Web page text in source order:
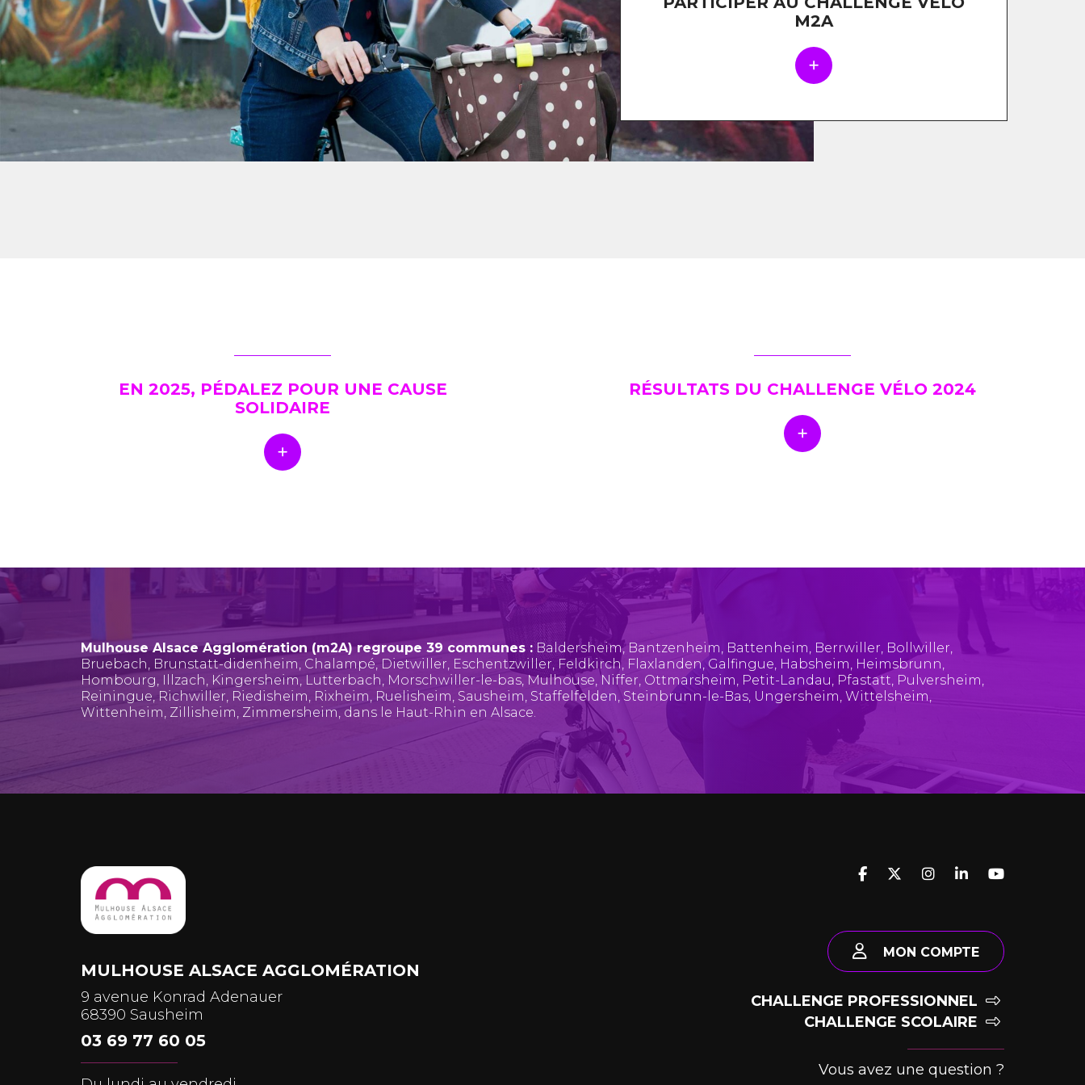
M2A
EN 2025, PÉDALEZ POUR UNE CAUSE
SOLIDAIRE
RÉSULTATS DU CHALLENGE VÉLO 2024
Mulhouse Alsace Agglomération (m2A) regroupe 39 communes : Baldersheim, Bantzenheim, Battenheim, Berrwiller, Bollwiller,
Bruebach, Brunstatt-didenheim, Chalampé, Dietwiller, Eschentzwiller, Feldkirch, Flaxlanden, Galfingue, Habsheim, Heimsbrunn,
Hombourg, Illzach, Kingersheim, Lutterbach, Morschwiller-le-bas,Mulhouse, Niffer, Ottmarsheim, Petit-Landau, Pfastatt, Pulversheim,
Reiningue, Richwiller, Riedisheim, Rixheim, Ruelisheim, Sausheim, Staffelfelden, Steinbrunn-le-Bas, Ungersheim, Wittelsheim,
Wittenheim, Zillisheim, Zimmersheim, dans le Haut-Rhin en Alsace.
MULHOUSE ALSACE AGGLOMÉRATION
9 avenue Konrad Adenauer
68390 Sausheim
03 69 77 60 05
MON COMPTE
CHALLENGE PROFESSIONNEL
CHALLENGE SCOLAIRE
Vous avez une question ?